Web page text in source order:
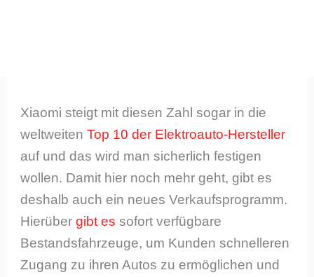
Xiaomi steigt mit diesen Zahl sogar in die
weltweitenTop 10 der Elektroauto-Hersteller
auf und das wird man sicherlich festigen
wollen. Damit hier noch mehr geht, gibt es
deshalb auch ein neues Verkaufsprogramm.
Hierübergibt es sofort verfügbare
Bestandsfahrzeuge, um Kunden schnelleren
Zugang zu ihren Autos zu ermöglichen und